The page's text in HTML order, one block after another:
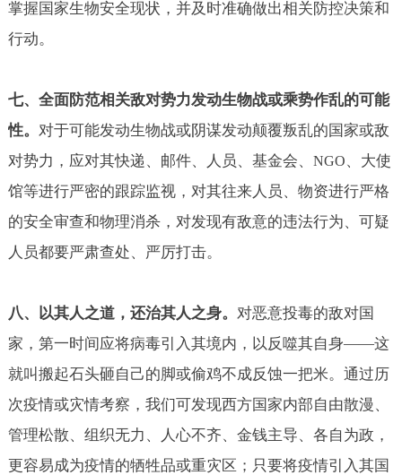
掌握国家生物安全现状，并及时准确做出相关防控决策和
行动。
七、全面防范相关敌对势力发动生物战或乘势作乱的可能
性。 对于可能发动生物战或阴谋发动颠覆叛乱的国家或敌
对势力，应对其快递、邮件、人员、基金会、 NGO、大使
馆等进行严密的跟踪监视，对其往来人员、物资进行严格
的安全审查和物理消杀，对发现有敌意的违法行为、可疑
人员都要严肃查处、严厉打击。
八、以其人之道，还治其人之身。 对恶意投毒的敌对国
家，第一时间应将病毒引入其境内，以反噬其自身——这
就叫搬起石头砸自己的脚或偷鸡不成反蚀一把米。通过历
次疫情或灾情考察，我们可发现西方国家内部自由散漫、
管理松散、组织无力、人心不齐、金钱主导、各自为政，
更容易成为疫情的牺牲品或重灾区；只要将疫情引入其国